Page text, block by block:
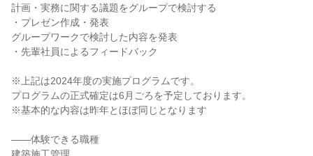
計画・実務に関する議題をグループで検討する
・プレゼン作成・発表
グループワークで検討した内容を発表
・先輩社員によるフィードバック
※上記は2024年度の実施プログラムです。
プログラムの正式確定は6月ごろを予定しております。
※基本的な内容は昨年とほぼ同じとなります
――体験できる職種